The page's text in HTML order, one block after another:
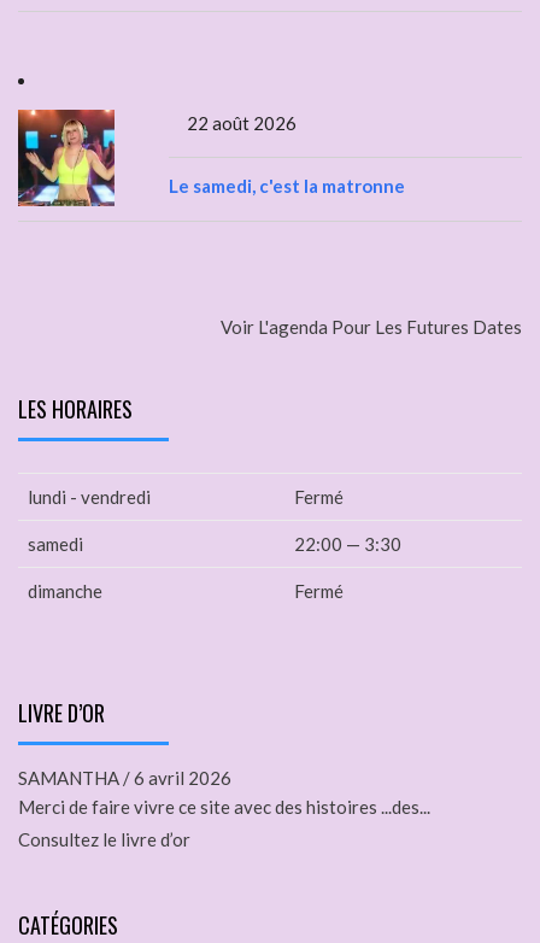
22 août 2026
Le samedi, c'est la matronne
Voir L'agenda Pour Les Futures Dates
LES HORAIRES
lundi - vendredi Fermé
samedi 22:00 — 3:30
dimanche Fermé
LIVRE D’OR
SAMANTHA /6 avril 2026
Merci de faire vivre ce site avec des histoires ...des...
Consultez le livre d’or
CATÉGORIES